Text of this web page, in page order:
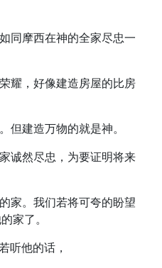
同摩西在神的全家尽忠一
耀，好像建造房屋的比房
但建造万物的就是神。
诚然尽忠，为要证明将来
家。我们若将可夸的盼望
家了。
听他的话，